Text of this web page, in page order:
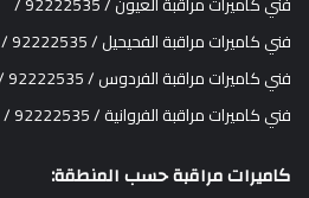
فني كاميرات مراقبة الفحيحيل / 92222535 /
فني كاميرات مراقبة الفردوس / 92222535 /
فني كاميرات مراقبة الفروانية / 92222535 /
كاميرات مراقبة حسب المنطقة: